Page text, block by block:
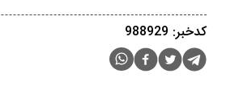
کدخبر: 988929